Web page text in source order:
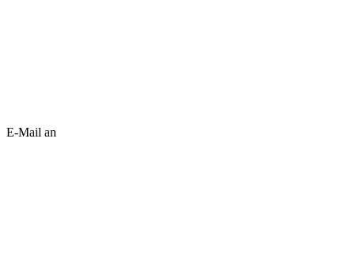
E-Mail an